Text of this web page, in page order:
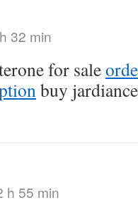
32 min
for sale
buy
h 55 min